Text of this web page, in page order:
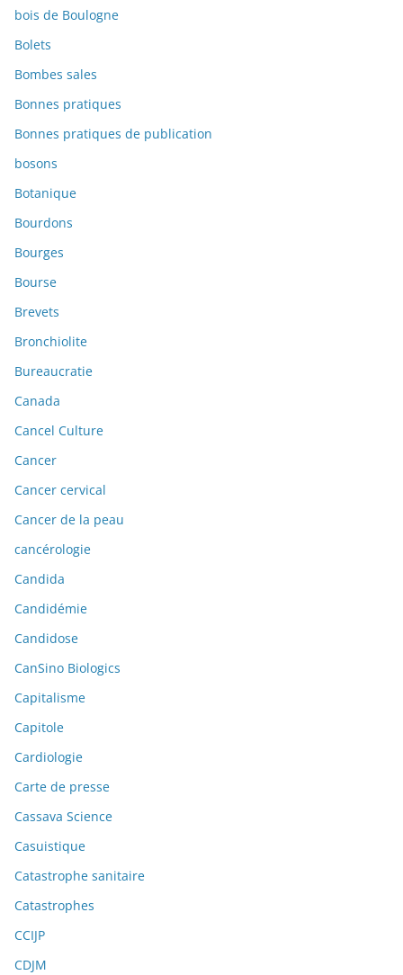
bois de Boulogne
Bolets
Bombes sales
Bonnes pratiques
Bonnes pratiques de publication
bosons
Botanique
Bourdons
Bourges
Bourse
Brevets
Bronchiolite
Bureaucratie
Canada
Cancel Culture
Cancer
Cancer cervical
Cancer de la peau
cancérologie
Candida
Candidémie
Candidose
CanSino Biologics
Capitalisme
Capitole
Cardiologie
Carte de presse
Cassava Science
Casuistique
Catastrophe sanitaire
Catastrophes
CCIJP
CDJM